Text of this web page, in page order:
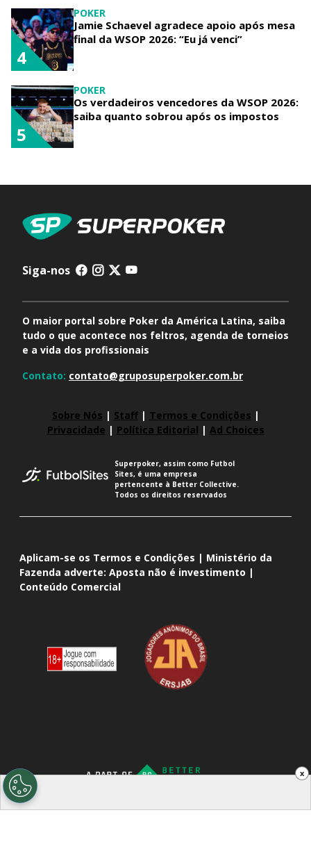
POKER
Jamie Schaevel agradece apoio após mesa
final da WSOP 2026: “Eu já venci”
4
POKER
Os verdadeiros vencedores da WSOP 2026:
saiba quanto sobrou após os impostos
5
x
Siga-nos
O maior portal sobre Poker da América Latina, saiba
tudo o que acontece nos feltros, agenda de torneios
e a vida dos profissionais
Contato: contato@gruposuperpoker.com.br
Sobre Nós | Staff| Termos e Condições |
Privacidade | Política Editorial | Ad Choices
Superpoker, assim como Futbol
Sites, é uma empresa
pertencente à Better Collective.
Todos os direitos reservados
Aplicam-se os Termos e Condições | Ministério da
Fazenda adverte: Aposta não é investimento |
Conteúdo Comercial